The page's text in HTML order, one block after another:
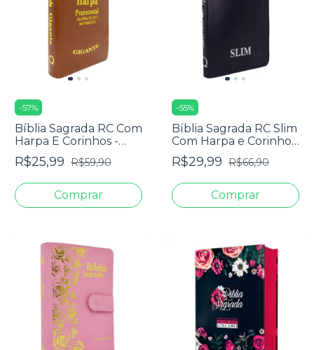
-57%
Bíblia Sagrada RC Com
Harpa E Corinhos -
Capa Luxo Veneza
Whisk
R$25,99 R$59,90
-55%
Bíblia Sagrada RC Slim
Com Harpa e Corinhos
Média Capa Zíper Azul
R$29,99 R$66,90